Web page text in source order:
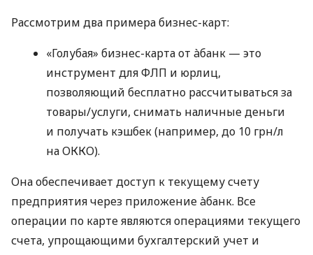
Рассмотрим два примера бизнес-карт:
«Голубая» бизнес-карта от àбанк — это
инструмент для ФЛП и юрлиц,
позволяющий бесплатно рассчитываться за
товары/услуги, снимать наличные деньги
и получать кэшбек (например, до 10 грн/л
на ОККО).
Она обеспечивает доступ к текущему счету
предприятия через приложение àбанк. Все
операции по карте являются операциями текущего
счета, упрощающими бухгалтерский учет и